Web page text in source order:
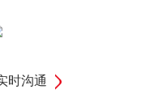
时沟通